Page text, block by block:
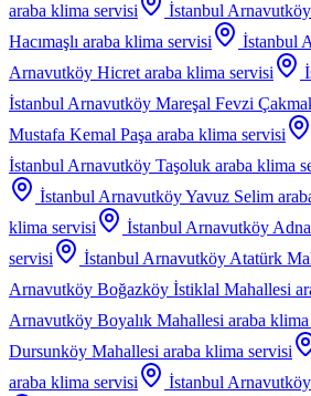
araba klima servisi
İstanbul
Hacımaşlı araba klima servisi İstanbul
Arnavutköy Hicret araba klima servisi
İstanbul Arnavutköy Mareşal Fevzi
Mustafa Kemal Paşa araba klima servisi
İstanbul Arnavutköy Taşoluk araba klima
İstanbul Arnavutköy Yavuz Selim
klima servisi
İstanbul Arnavutköy
servisi
İstanbul Arnavutköy Atatürk
Arnavutköy Boğazköy İstiklal Mahallesi
Arnavutköy Boyalık Mahallesi araba
Dursunköy Mahallesi araba klima servisi
araba klima servisi
İstanbul